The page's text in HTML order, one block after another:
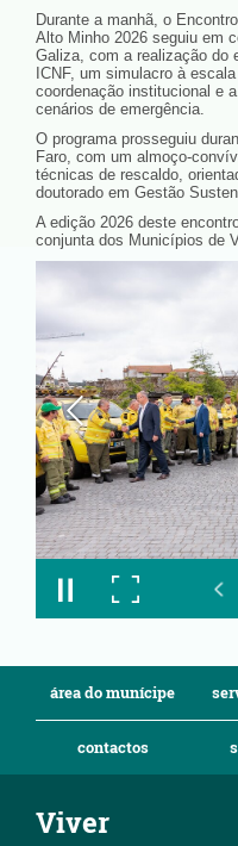
Durante a manhã, o
Alto Minho 2026 seguiu em
Galiza, com a realização do
ICNF, um simulacro à
coordenação institucional e
cenários de emergência.
O programa prosseguiu
Faro, com um almoço-
técnicas de rescaldo,
doutorado em Gestão
A edição 2026 deste
conjunta dos Municípios de
área do munícipe
contactos
Viver